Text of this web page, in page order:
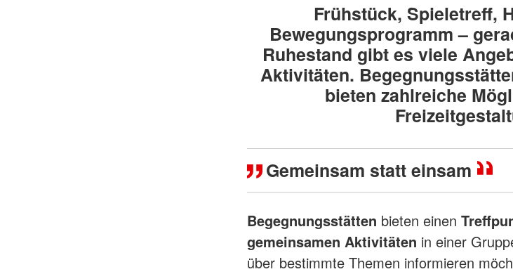
Frühstück, Spieletreff,
Bewegungsprogramm –
Ruhestand gibt es viele
Aktivitäten.
bieten zahlreiche
Gemeinsam statt einsam
Begegnungsstätten bieten einen
gemeinsamen Aktivitäten in einer
über bestimmte Themen informieren